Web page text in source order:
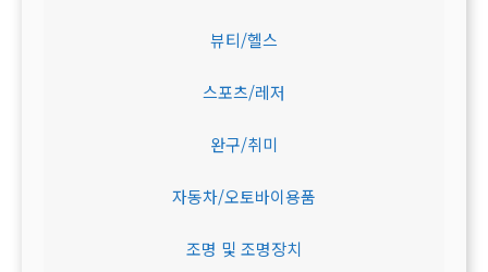
뷰티/헬스
스포츠/레저
완구/취미
자동차/오토바이용품
조명 및 조명장치